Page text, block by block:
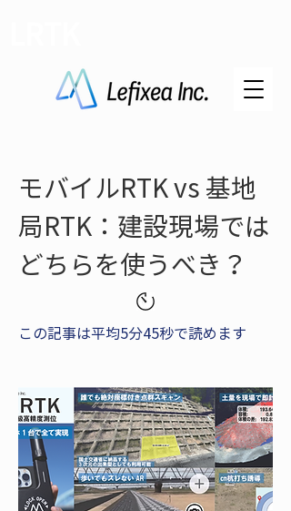
モバイルRTK vs 基地
局RTK：建設現場では
どちらを使うべき？
この記事は平均5分45秒で読めます